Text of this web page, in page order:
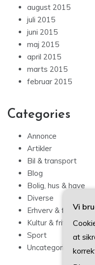
august 2015
juli 2015
juni 2015
maj 2015
april 2015
marts 2015
februar 2015
Categories
Annonce
Artikler
Bil & transport
Blog
Bolig, hus & have
Diverse
Erhverv & forbrug
Kultur & fritid
Sport
Uncategorized
Vi
at